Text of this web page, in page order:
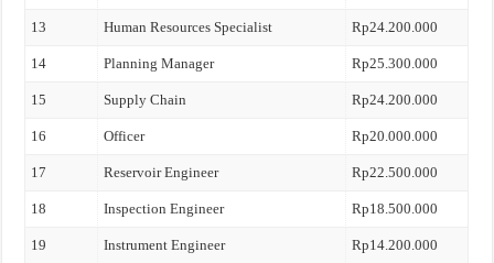
13 Human Resources Specialist Rp24.200.000
14 Planning Manager Rp25.300.000
15 Supply Chain Rp24.200.000
16 Officer Rp20.000.000
17 Reservoir Engineer Rp22.500.000
18 Inspection Engineer Rp18.500.000
19 Instrument Engineer Rp14.200.000